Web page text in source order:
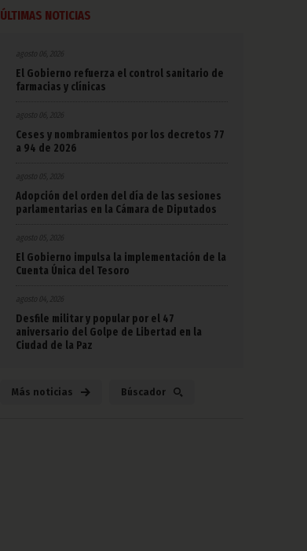
ÚLTIMAS NOTICIAS
agosto 06, 2026
El Gobierno refuerza el control sanitario de
farmacias y clínicas
agosto 06, 2026
Ceses y nombramientos por los decretos 77
a 94 de 2026
agosto 05, 2026
Adopción del orden del día de las sesiones
parlamentarias en la Cámara de Diputados
agosto 05, 2026
El Gobierno impulsa la implementación de la
Cuenta Única del Tesoro
agosto 04, 2026
Desfile militar y popular por el 47
aniversario del Golpe de Libertad en la
Ciudad de la Paz
Más noticias Búscador